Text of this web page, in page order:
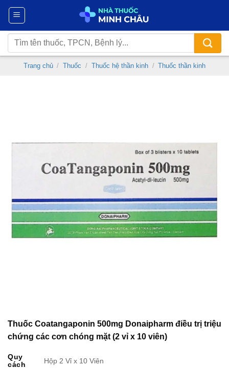
Chuyển
nội
dung
Tìm
kiếm:
Trang chủ / Thuốc / Thuốc hệ thần kinh / Thuốc thần kinh
Thuốc Coatangaponin 500mg Donaipharm điều trị triệu
chứng các cơn chóng mặt (2 vỉ x 10 viên)
Quy
cách
Hộp 2 Vỉ x 10 Viên